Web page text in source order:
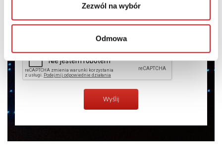
Zezwól na wybór
Odmowa
przetwarzania danych osobowych wPolityce prywatności.
Zapoznałem z treściąPolityki Prywatności*